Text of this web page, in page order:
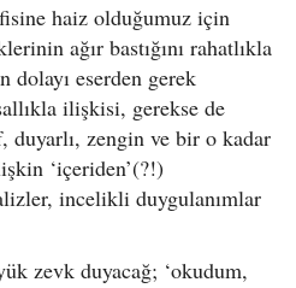
haiz olduğumuz için
ağır bastığını rahatlıkla
dolayı eserden gerek
ilişkisi, gerekse de
duyarlı, zengin ve bir o kadar
‘içeriden’(?!)
incelikli duygulanımlar
zevk duyacağ; ‘okudum,